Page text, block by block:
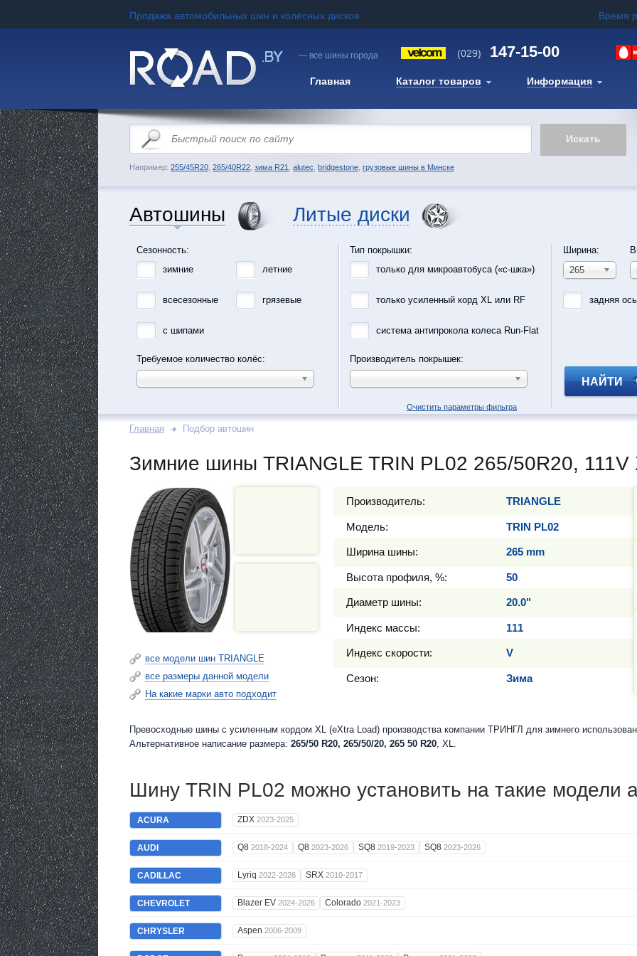
Продажа автомобильных шин и колёсных дисков Время
— все шины города (029) 147-15-00
Главная Каталог товаров Информация
Например: 255/45R20 265/40R22 зима R21 alutec bridgestone грузовые шины в Минске
Автошины Литые диски
Сезонность:
зимние
летние
всесезонные грязевые
с шипами
Требуемое количество колёс:
Тип покрышки:
только для микроавтобуса («с-шка»)
только усиленный корд XL или RF
система антипрокола колеса Run-Flat
Производитель покрышек:
Ширина:
265
задняя
НАЙТИ
Очистить параметры фильтра
Главная Подбор автошин
Зимние шины TRIANGLE TRIN PL02 265/50R20, 111V
все модели шин TRIANGLE
все размеры данной модели
На какие марки авто подходит
Производитель: TRIANGLE
Модель: TRIN PL02
Ширина шины: 265 mm
Высота профиля, %: 50
Диаметр шины: 20.0"
Индекс массы: 111
Индекс скорости: V
Сезон: Зима
Превосходные шины c усиленным кордом XL (eXtra Load) производства компании ТРИНГЛ для зимнего
Альтернативное написание размера: 265/50 R20, 265/50/20, 265 50 R20, XL.
Шину TRIN PL02 можно установить на такие модели
ACURA ZDX 2023-2025
AUDI Q8 2018-2024 Q8 2023-2026 SQ8 2019-2023 SQ8 2023-2026
CADILLAC Lyriq 2022-2026 SRX 2010-2017
CHEVROLET Blazer EV 2024-2026 Colorado 2021-2023
CHRYSLER Aspen 2006-2009